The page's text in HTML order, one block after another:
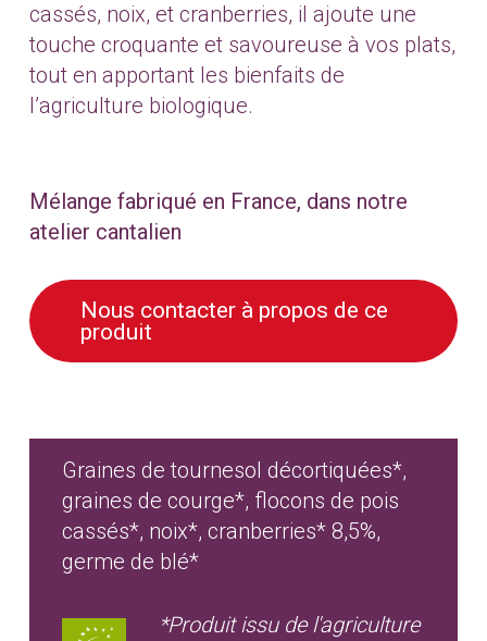
cassés, noix, et cranberries, il ajoute une
touche croquante et savoureuse à vos plats,
tout en apportant les bienfaits de
l’agriculture biologique.
Mélange fabriqué en France, dans notre
atelier cantalien
Nous contacter à propos de ce
produit
Graines de tournesol décortiquées*,
graines de courge*, flocons de pois
cassés*, noix*, cranberries* 8,5%,
germe de blé*
*Produit issu de l'agriculture